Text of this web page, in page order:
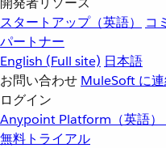
スタートアップ（英語）
コ
パートナー
English (Full site) 日本語
お問い合わせ MuleSoft に
ログイン
Anypoint Platform（英語）
無料トライアル